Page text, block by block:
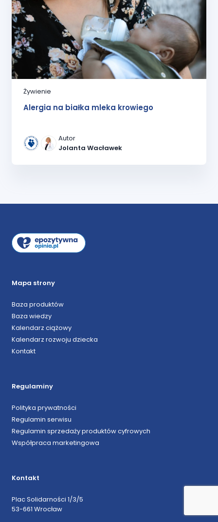
Żywienie
Alergia na białka mleka krowiego
Autor
Jolanta Wacławek
Mapa strony
Baza produktów
Baza wiedzy
Kalendarz ciążowy
Kalendarz rozwoju dziecka
Kontakt
Regulaminy
Polityka prywatności
Regulamin serwisu
Regulamin sprzedaży produktów cyfrowych
Współpraca marketingowa
Kontakt
Plac Solidarności 1/3/5
53-661 Wrocław